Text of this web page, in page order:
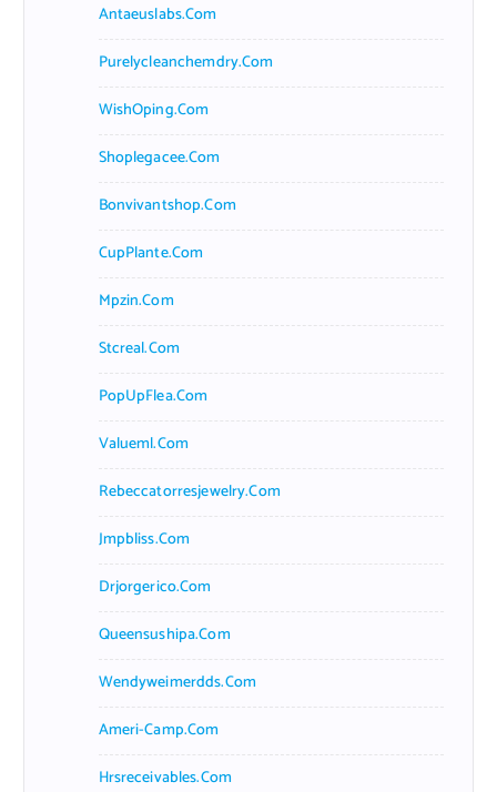
Antaeuslabs.com
Purelycleanchemdry.com
WishOping.com
Shoplegacee.com
Bonvivantshop.com
CupPlante.com
Mpzin.com
Stcreal.com
PopUpFlea.com
Valueml.com
Rebeccatorresjewelry.com
Jmpbliss.com
Drjorgerico.com
Queensushipa.com
Wendyweimerdds.com
Ameri-Camp.com
Hrsreceivables.com